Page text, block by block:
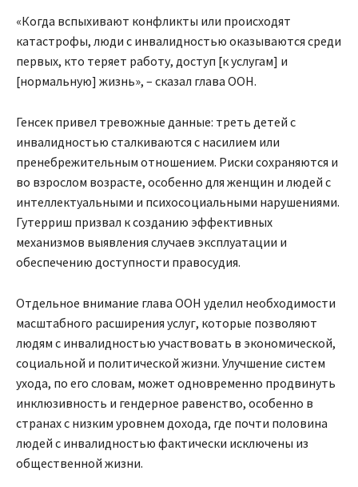
«Когда вспыхивают конфликты или происходят
катастрофы, люди с инвалидностью оказываются среди
первых, кто теряет работу, доступ [к услугам] и
[нормальную] жизнь», – сказал глава ООН.
Генсек привел тревожные данные: треть детей с
инвалидностью сталкиваются с насилием или
пренебрежительным отношением. Риски сохраняются и
во взрослом возрасте, особенно для женщин и людей с
интеллектуальными и психосоциальными нарушениями.
Гутерриш призвал к созданию эффективных
механизмов выявления случаев эксплуатации и
обеспечению доступности правосудия.
Отдельное внимание глава ООН уделил необходимости
масштабного расширения услуг, которые позволяют
людям с инвалидностью участвовать в экономической,
социальной и политической жизни. Улучшение систем
ухода, по его словам, может одновременно продвинуть
инклюзивность и гендерное равенство, особенно в
странах с низким уровнем дохода, где почти половина
людей с инвалидностью фактически исключены из
общественной жизни.